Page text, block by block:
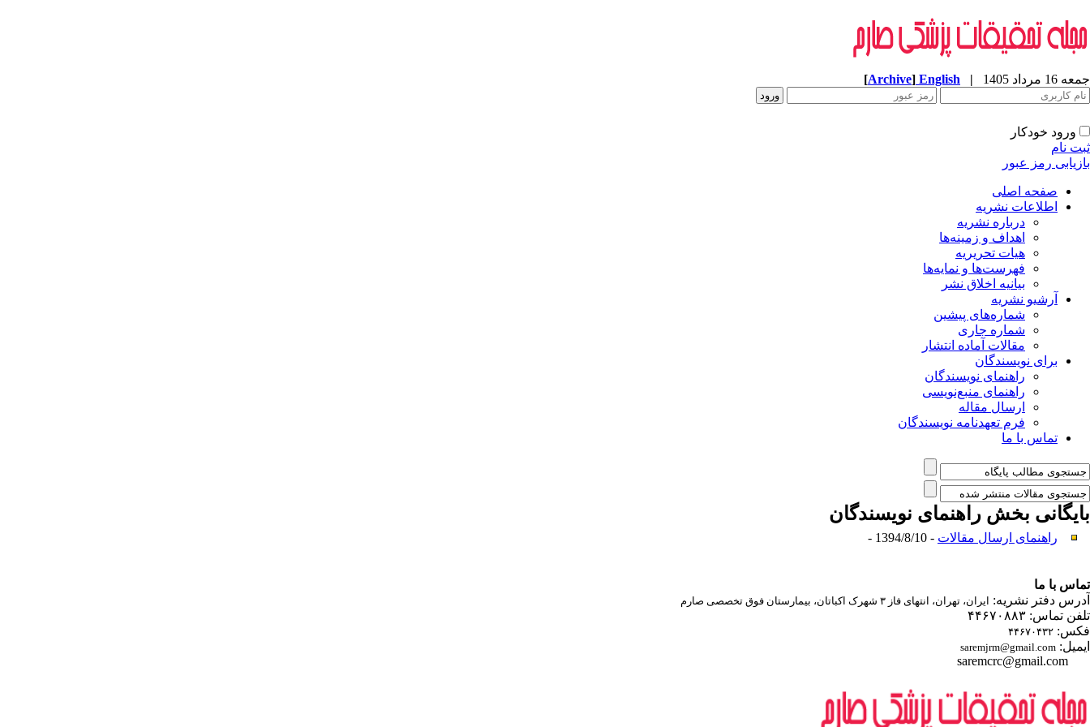
جمعه 16 مرداد 1405 |
English
[Archive]
ورود خودکار
ثبت نام
بازیابی رمز عبور
صفحه اصلی
اطلاعات نشریه
درباره نشریه
اهداف و زمینه‌ها
هیات تحریریه
فهرست‌ها و نمایه‌ها
بیانیه اخلاق نشر
آرشیو نشریه
شماره‌های پیشین
شماره جاری
مقالات آماده انتشار
برای نویسندگان
راهنمای نویسندگان
راهنمای منبع‌نویسی
ارسال مقاله
فرم تعهدنامه نویسندگان
تماس با ما
بایگانی بخش راهنمای نویسندگان
راهنمای ارسال مقالات - 1394/8/10 -
تماس با ما
آدرس دفتر نشریه: ایران، تهران، انتهای فاز ۳ شهرک اکباتان، بیمارستان فوق تخصصی صارم
تلفن تماس: ۴۴۶۷۰۸۸۳
فکس: ۴۴۶۷۰۴۳۲
ایمیل: saremjrm@gmail.com
saremcrc@gmail.com